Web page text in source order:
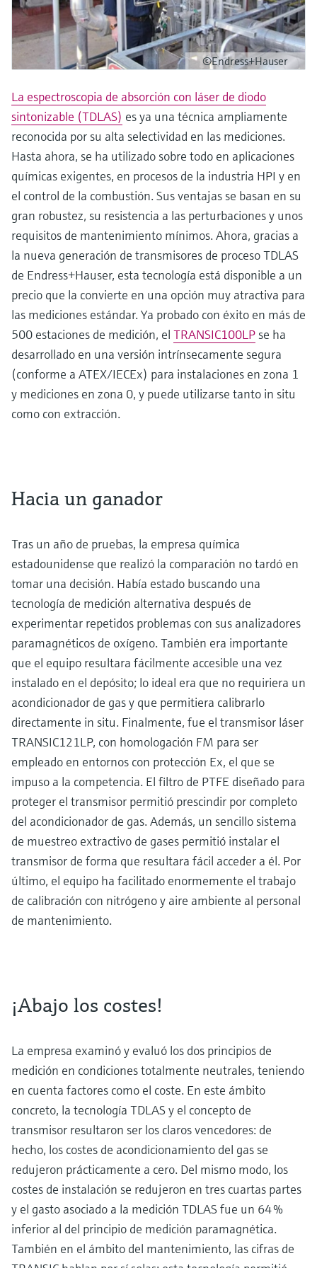
©Endress+Hauser
La espectroscopia de absorción con láser de diodo
sintonizable (TDLAS) es ya una técnica ampliamente
reconocida por su alta selectividad en las mediciones.
Hasta ahora, se ha utilizado sobre todo en aplicaciones
químicas exigentes, en procesos de la industria HPI y en
el control de la combustión. Sus ventajas se basan en su
gran robustez, su resistencia a las perturbaciones y unos
requisitos de mantenimiento mínimos. Ahora, gracias a
la nueva generación de transmisores de proceso TDLAS
de Endress+Hauser, esta tecnología está disponible a un
precio que la convierte en una opción muy atractiva para
las mediciones estándar. Ya probado con éxito en más de
500 estaciones de medición, el TRANSIC100LPse ha
desarrollado en una versión intrínsecamente segura
(conforme a ATEX/IECEx) para instalaciones en zona 1
y mediciones en zona 0, y puede utilizarse tanto in situ
como con extracción.
Hacia un ganador
Tras un año de pruebas, la empresa química
estadounidense que realizó la comparación no tardó en
tomar una decisión. Había estado buscando una
tecnología de medición alternativa después de
experimentar repetidos problemas con sus analizadores
paramagnéticos de oxígeno. También era importante
que el equipo resultara fácilmente accesible una vez
instalado en el depósito; lo ideal era que no requiriera un
acondicionador de gas y que permitiera calibrarlo
directamente in situ. Finalmente, fue el transmisor láser
TRANSIC121LP, con homologación FM para ser
empleado en entornos con protección Ex, el que se
impuso a la competencia. El filtro de PTFE diseñado para
proteger el transmisor permitió prescindir por completo
del acondicionador de gas. Además, un sencillo sistema
de muestreo extractivo de gases permitió instalar el
transmisor de forma que resultara fácil acceder a él. Por
último, el equipo ha facilitado enormemente el trabajo
de calibración con nitrógeno y aire ambiente al personal
de mantenimiento.
¡Abajo los costes!
La empresa examinó y evaluó los dos principios de
medición en condiciones totalmente neutrales, teniendo
en cuenta factores como el coste. En este ámbito
concreto, la tecnología TDLAS y el concepto de
transmisor resultaron ser los claros vencedores: de
hecho, los costes de acondicionamiento del gas se
redujeron prácticamente a cero. Del mismo modo, los
costes de instalación se redujeron en tres cuartas partes
y el gasto asociado a la medición TDLAS fue un 64 %
inferior al del principio de medición paramagnética.
También en el ámbito del mantenimiento, las cifras de